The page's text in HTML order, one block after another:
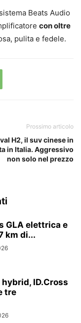
Beats Audio
con oltre
pulita e fedele.
Prossimo articolo
H2, il suv cinese in
in Italia. Aggressivo
non solo nel prezzo
GLA elettrica e
km di...
ID.Cross
tre